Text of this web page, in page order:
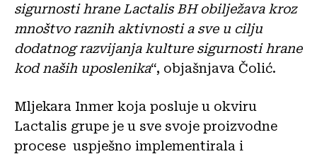
sigurnosti hrane Lactalis BH obilježava kroz
mnoštvo raznih aktivnosti a sve u cilju
dodatnog razvijanja kulture sigurnosti hrane
kod naših uposlenika“, objašnjava Čolić.
Mljekara Inmer koja posluje u okviru
Lactalis grupe je u sve svoje proizvodne
procese uspješno implementirala i